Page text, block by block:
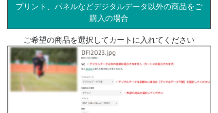
プリント、パネルなどデジタルデータ以外の商品をご
購入の場合
ご希望の商品を選択してカートに入れてください